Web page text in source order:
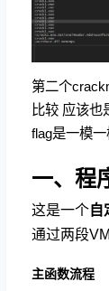
第二个
比较 应该也
flag是一模
一、程
这是一个自
通过两段
主函数流程